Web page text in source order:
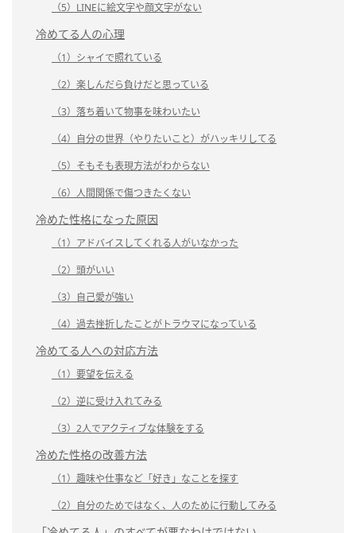
（5）LINEに絵文字や顔文字がない
冷めてる人の心理
（1）シャイで照れている
（2）楽しんだら負けだと思っている
（3）落ち着いて物事を味わいたい
（4）自分の世界（やりたいこと）がハッキリしてる
（5）そもそも表現方法がわからない
（6）人間関係で傷つきたくない
冷めた性格になった原因
（1）アドバイスしてくれる人がいなかった
（2）頭がいい
（3）自己愛が強い
（4）過去挫折したことがトラウマになっている
冷めてる人への対応方法
（1）要望を伝える
（2）逆に受け入れてみる
（3）2人でアクティブな体験をする
冷めた性格の改善方法
（1）趣味や仕事など「好き」なことを探す
（2）自分のためではなく、人のために行動してみる